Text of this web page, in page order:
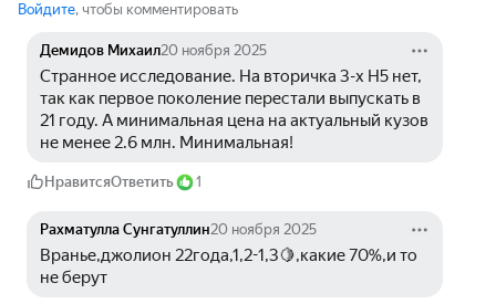
Войдите, чтобы комментировать
Демидов Михаил20 ноября 2025
Странное исследование. На вторичка 3-х Н5 нет,
так как первое поколение перестали выпускать в
21 году. А минимальная цена на актуальный кузов
не менее 2.6 млн. Минимальная!
НравитсяОтветить 1
Рахматулла Сунгатуллин20 ноября 2025
Вранье,джолион 22года,1,2-1,3🍋,какие 70%,и то
не берут